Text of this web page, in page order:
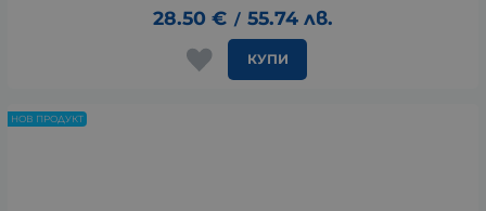
28.50 € / 55.74 лв.
КУПИ
НОВ ПРОДУКТ